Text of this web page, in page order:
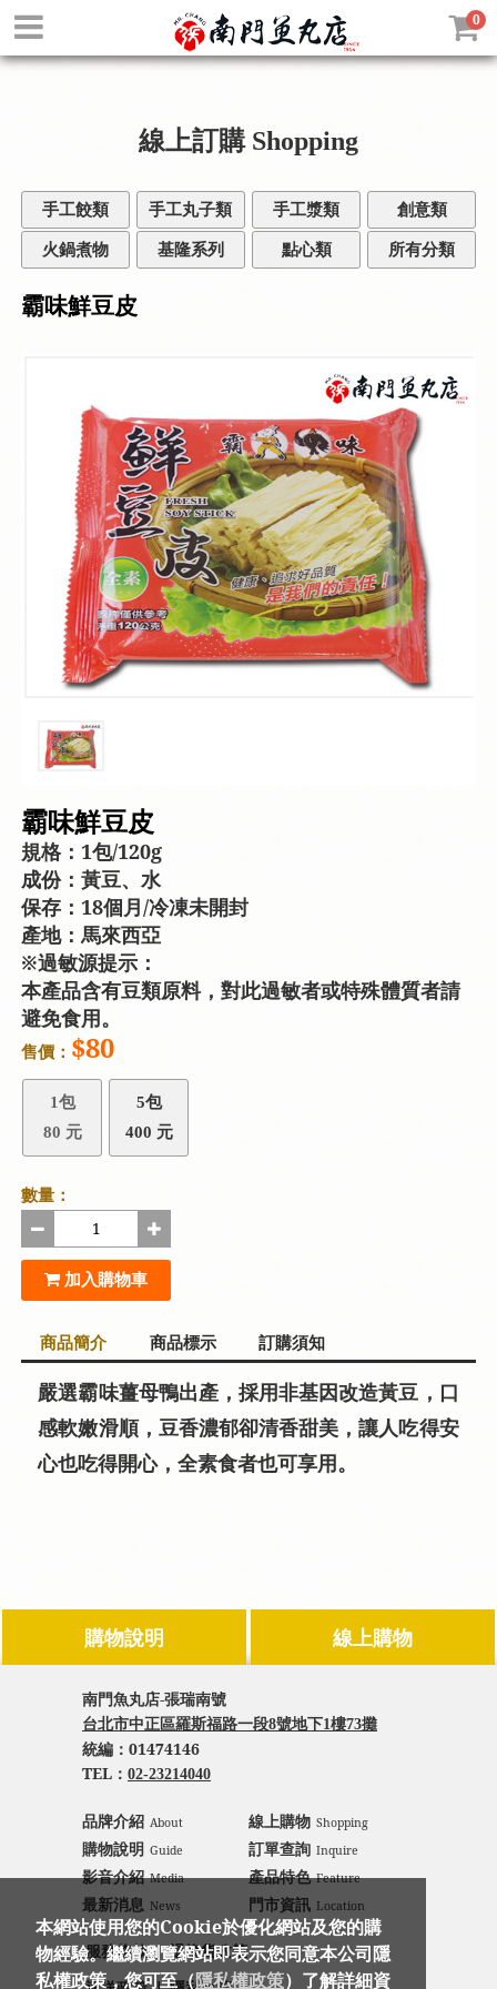
本網站使用您的Cookie於優化網站及您的購
物經驗。繼續瀏覽網站即表示您同意本公司隱
私權政策，您可至（隱私權政策）了解詳細資
0
線上訂購 Shopping
手工餃類 手工丸子類 手工漿類 創意類
火鍋煮物 基隆系列 點心類 所有分類
霸味鮮豆皮
霸味鮮豆皮
規格：1包/120g
成份：黃豆、水
保存：18個月/冷凍未開封
產地：馬來西亞
※過敏源提示：
本產品含有豆類原料，對此過敏者或特殊體質者請
避免食用。
售價： $80
1包
80 元
5包
400 元
數量：
加入購物車
商品簡介 商品標示 訂購須知
嚴選霸味薑母鴨出產，採用非基因改造黃豆，口
感軟嫩滑順，豆香濃郁卻清香甜美，讓人吃得安
心也吃得開心，全素食者也可享用。
購物說明 線上購物
南門魚丸店-張瑞南號
台北市中正區羅斯福路一段8號地下1樓73攤
統編： 01474146
TEL： 02-23214040
品牌介紹 About 線上購物 Shopping
購物說明 Guide 訂單查詢 Inquire
影音介紹 Media 產品特色 Feature
最新消息 News 門市資訊 Location
服務條款 ｜ 退換貨政策